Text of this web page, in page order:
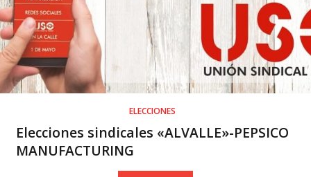
ELECCIONES
Elecciones sindicales «ALVALLE»-PEPSICO
MANUFACTURING